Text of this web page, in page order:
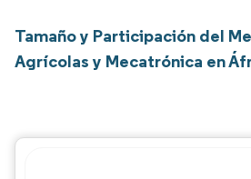
Tamaño y Participación del
Agrícolas y Mecatrónica en